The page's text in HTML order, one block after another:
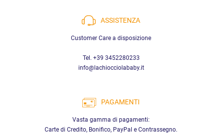
ASSISTENZA
Customer Care a disposizione
Tel. +39 3452280233
info@lachiocciolababy.it
PAGAMENTI
Vasta gamma di pagamenti:
Carte di Credito, Bonifico, PayPal e Contrassegno.